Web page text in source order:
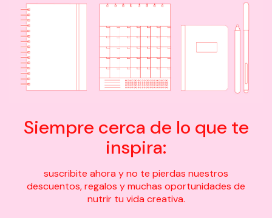
Siempre cerca de lo que te
inspira:
suscribite ahora y no te pierdas nuestros
descuentos, regalos y muchas oportunidades de
nutrir tu vida creativa.